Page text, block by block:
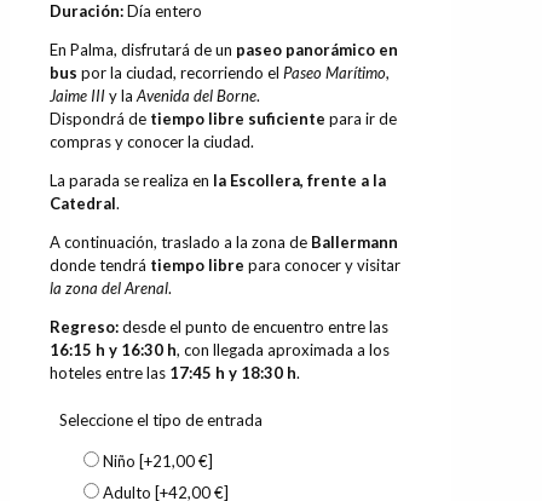
Duración:Día entero
En Palma, disfrutará de un paseo panorámico en
bus por la ciudad, recorriendo el Paseo Marítimo,
Jaime IIIy la Avenida del Borne.
Dispondrá de tiempo libre suficiente para ir de
compras y conocer la ciudad.
La parada se realiza en la Escollera, frente a la
Catedral.
A continuación, traslado a la zona de Ballermann
donde tendrá tiempo libre para conocer y visitar
la zona del Arenal.
Regreso:desde el punto de encuentro entre las
16:15 h y 16:30 h, con llegada aproximada a los
hoteles entre las 17:45 h y 18:30 h.
Seleccione el tipo de entrada
Niño [+21,00 €]
Adulto [+42,00 €]